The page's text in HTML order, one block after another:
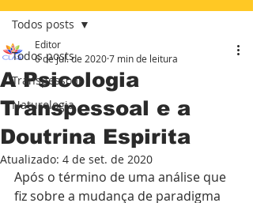
Todos posts
Transpessoal
Naturologia
Todos posts
A Psicologia
Transpessoal e a
Doutrina Espirita
Editor
6 de jul. de 20207 min de leitura
Atualizado: 4 de set. de 2020
Após o término de uma análise que
fiz sobre a mudança de paradigma